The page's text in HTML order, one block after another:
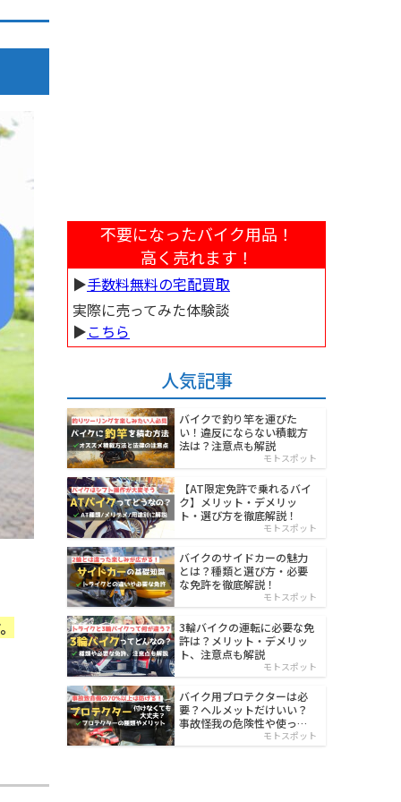
不要になったバイク用品！
高く売れます！
▶︎手数料無料の宅配買取
実際に売ってみた体験談
▶︎こちら
人気記事
バイクで釣り竿を運びた
い！違反にならない積載方
法は？注意点も解説
モトスポット
【AT限定免許で乗れるバイ
ク】メリット・デメリッ
ト・選び方を徹底解説！
モトスポット
バイクのサイドカーの魅力
とは？種類と選び方・必要
な免許を徹底解説！
モトスポット
3輪バイクの運転に必要な免
許は？メリット・デメリッ
ト、注意点も解説
モトスポット
バイク用プロテクターは必
要？ヘルメットだけいい？
事故怪我の危険性や使った
方がいい部位も解説モトスポット